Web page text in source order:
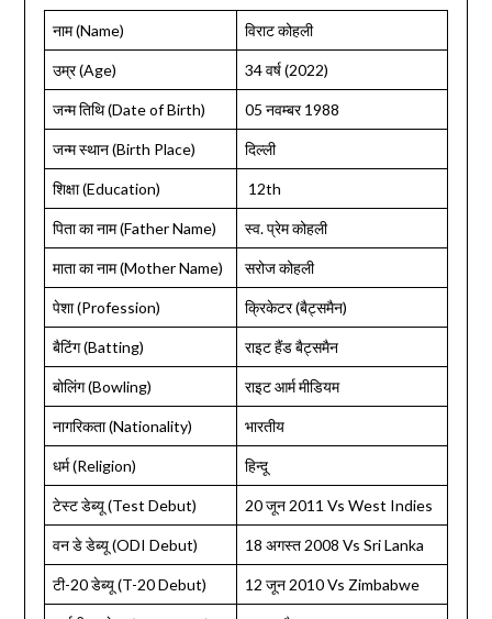
नाम (Name) विराट कोहली
उम्र (Age) 34 वर्ष (2022)
जन्म तिथि (Date of Birth) 05 नवम्बर 1988
जन्म स्थान (Birth Place) दिल्ली
शिक्षा (Education) 12th
पिता का नाम (Father Name) स्व. प्रेम कोहली
माता का नाम (Mother Name) सरोज कोहली
पेशा (Profession) क्रिकेटर (बैट्समैन)
बैटिंग (Batting) राइट हैंड बैट्समैन
बोलिंग (Bowling) राइट आर्म मीडियम
नागरिकता (Nationality) भारतीय
धर्म (Religion) हिन्दू
टेस्ट डेब्यू (Test Debut) 20 जून 2011 Vs West Indies
वन डे डेब्यू (ODI Debut) 18 अगस्त 2008 Vs Sri Lanka
टी-20 डेब्यू (T-20 Debut) 12 जून 2010 Vs Zimbabwe